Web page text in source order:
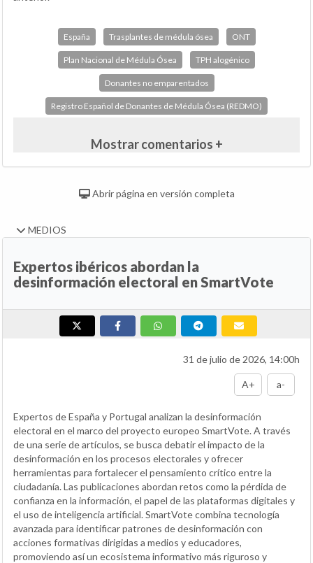
España Trasplantes de médula ósea ONT
Plan Nacional de Médula Ósea TPH alogénico
Donantes no emparentados
Registro Español de Donantes de Médula Ósea (REDMO)
Mostrar comentarios +
Abrir página en versión completa
MEDIOS
Expertos ibéricos abordan la
desinformación electoral en SmartVote
31 de julio de 2026, 14:00h
A+ a-
Expertos de España y Portugal analizan la desinformación
electoral en el marco del proyecto europeo SmartVote. A través
de una serie de artículos, se busca debatir el impacto de la
desinformación en los procesos electorales y ofrecer
herramientas para fortalecer el pensamiento crítico entre la
ciudadanía. Las publicaciones abordan retos como la pérdida de
confianza en la información, el papel de las plataformas digitales y
el uso de inteligencia artificial. SmartVote combina tecnología
avanzada para identificar patrones de desinformación con
acciones formativas dirigidas a medios y educadores,
promoviendo así un ecosistema informativo más riguroso y